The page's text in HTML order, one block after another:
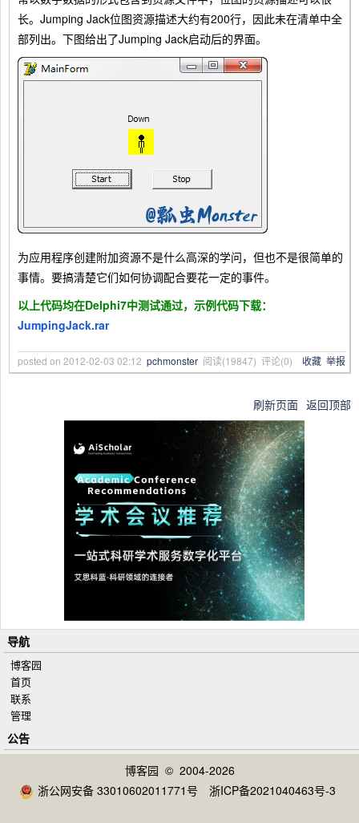
长。Jumping Jack位图资源描述大约有200行，因此未在清单中全
部列出。下图给出了Jumping Jack启动后的界面。
为应用程序创建附加资源不是什么高深的学问，但也不是很简单的
事情。要搞清楚它们如何协调配合要花一定的事件。
以上代码均在Delphi7中测试通过，示例代码下载：
JumpingJack.rar
posted on 2012-02-03 02:12 pchmonster 阅读(19847) 评论(0) 收藏 举报
刷新页面 返回顶部
导航
博客园
首页
联系
管理
公告
博客园 © 2004-2026
浙公网安备 33010602011771号
浙ICP备2021040463号-3